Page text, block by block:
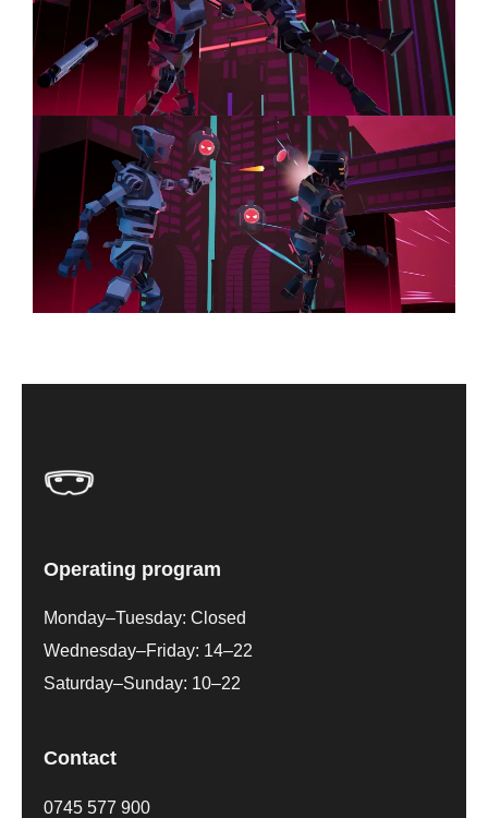
Operating program
Monday–Tuesday: Closed
Wednesday–Friday: 14–22
Saturday–Sunday: 10–22
Contact
0745 577 900